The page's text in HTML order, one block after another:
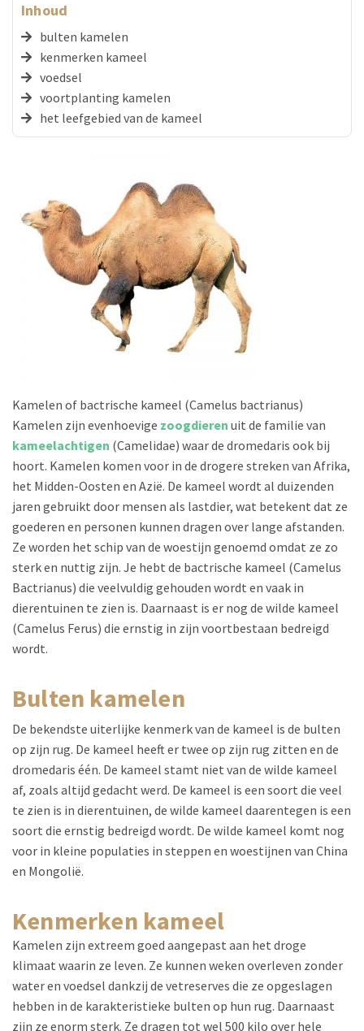
Inhoud
bulten kamelen
kenmerken kameel
voedsel
voortplanting kamelen
het leefgebied van de kameel
Kamelen of bactrische kameel (Camelus bactrianus)
Kamelen zijn evenhoevige zoogdieren uit de familie van
kameelachtigen (Camelidae) waar de dromedaris ook bij
hoort. Kamelen komen voor in de drogere streken van Afrika,
het Midden-Oosten en Azië. De kameel wordt al duizenden
jaren gebruikt door mensen als lastdier, wat betekent dat ze
goederen en personen kunnen dragen over lange afstanden.
Ze worden het schip van de woestijn genoemd omdat ze zo
sterk en nuttig zijn. Je hebt de bactrische kameel (Camelus
Bactrianus) die veelvuldig gehouden wordt en vaak in
dierentuinen te zien is. Daarnaast is er nog de wilde kameel
(Camelus Ferus) die ernstig in zijn voortbestaan bedreigd
wordt.
bulten kamelen
De bekendste uiterlijke kenmerk van de kameel is de bulten
op zijn rug. De kameel heeft er twee op zijn rug zitten en de
dromedaris één. De kameel stamt niet van de wilde kameel
af, zoals altijd gedacht werd. De kameel is een soort die veel
te zien is in dierentuinen, de wilde kameel daarentegen is een
soort die ernstig bedreigd wordt. De wilde kameel komt nog
voor in kleine populaties in steppen en woestijnen van China
en Mongolië.
kenmerken kameel
Kamelen zijn extreem goed aangepast aan het droge
klimaat waarin ze leven. Ze kunnen weken overleven zonder
water en voedsel dankzij de vetreserves die ze opgeslagen
hebben in de karakteristieke bulten op hun rug. Daarnaast
zijn ze enorm sterk. Ze dragen tot wel 500 kilo over hele